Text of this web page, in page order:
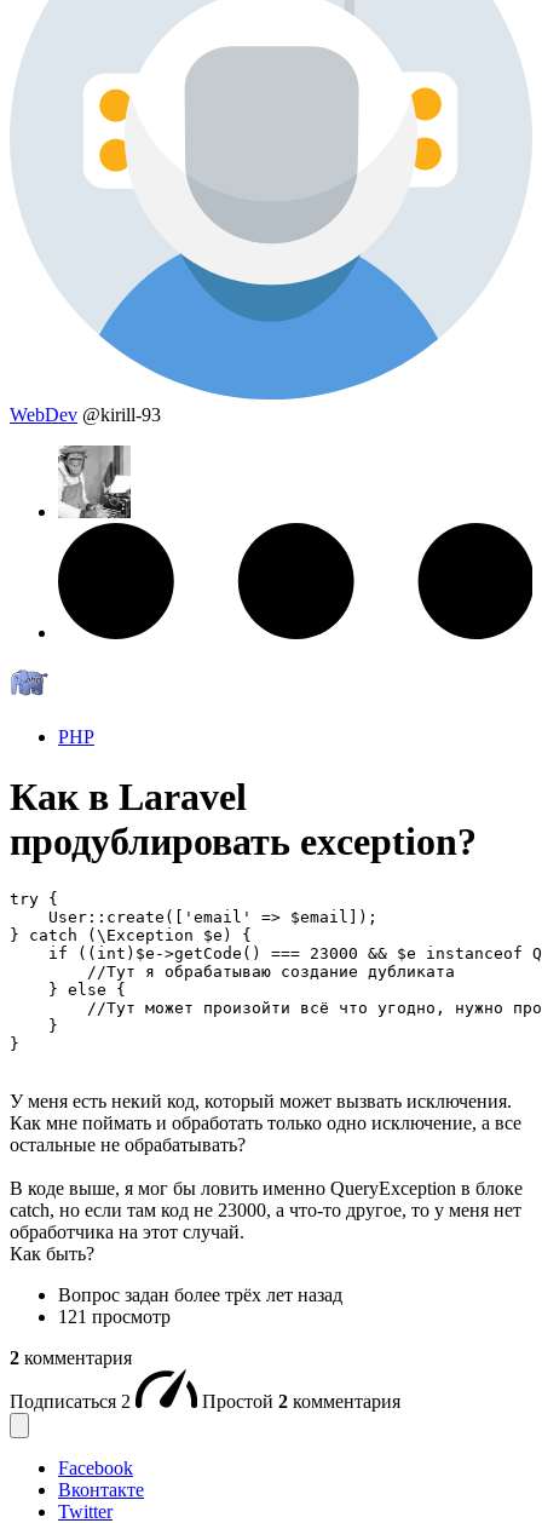
WebDev @kirill-93
PHP
Как в Laravel
продублировать exception?
try {
    User::create(['email' => $email]);
} catch (\Exception $e) {
if ((int)$e->getCode() === 23000 && $e instanceof
        //Тут я обрабатываю создание дубликата
    } else {
//Тут может произойти всё что угодно, нужно
    }
}
У меня есть некий код, который может вызвать исключения.
Как мне поймать и обработать только одно исключение, а все
остальные не обрабатывать?
В коде выше, я мог бы ловить именно QueryException в блоке
catch, но если там код не 23000, а что-то другое, то у меня нет
обработчика на этот случай.
Как быть?
Вопрос задан более трёх лет назад
121 просмотр
2 комментария
Подписаться 2 Простой 2 комментария
Facebook
Вконтакте
Twitter